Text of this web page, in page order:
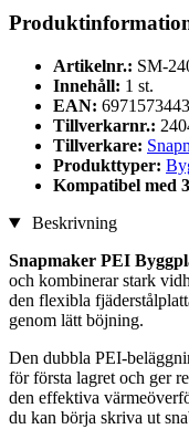
Artikelnr.: SM-
Innehåll: 1 st.
EAN:
Tillverkarnr.:
Tillverkare:
Produkttyper:
Kompatibel med
Beskrivning
Snapmaker PEI
och kombinerar stark
den flexibla
genom lätt böjning.
Den dubbla PEI-
för första lagret och ger
den effektiva
du kan börja skriva ut